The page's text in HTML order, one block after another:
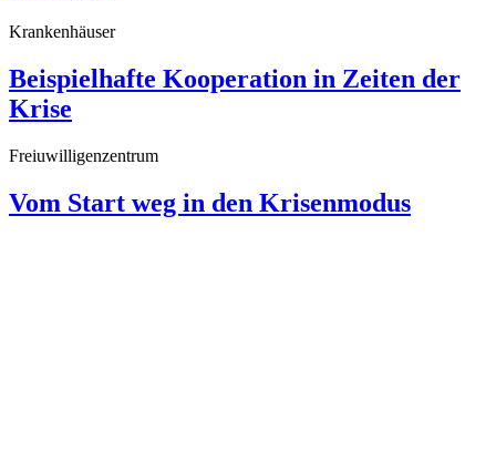
Krankenhäuser
Beispielhafte Kooperation in Zeiten der
Krise
Freiuwilligenzentrum
Vom Start weg in den Krisenmodus